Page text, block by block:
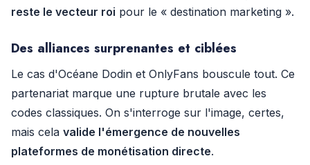
reste le vecteur roi pour le « destination marketing ».
Des alliances surprenantes et ciblées
Le cas d'Océane Dodin et OnlyFans bouscule tout. Ce
partenariat marque une rupture brutale avec les
codes classiques. On s'interroge sur l'image, certes,
mais cela valide l'émergence de nouvelles
plateformes de monétisation directe.